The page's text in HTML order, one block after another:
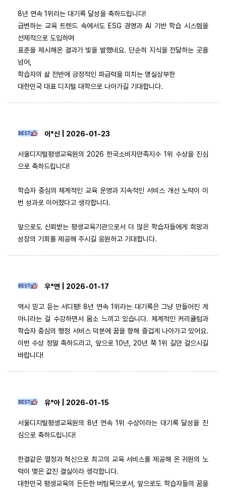
8년 연속 1위라는 대기록 달성을 축하드립니다!
급변하는 교육 트렌드 속에서도 ESG 경영과 AI 기반 학습 시스템을
선제적으로 도입하며
표준을 제시해온 결과가 빛을 발했네요. 단순히 지식을 전달하는 곳을
넘어,
학습자의 삶 전반에 긍정적인 파급력을 미치는 명실상부한
대한민국 대표 디지털 대학으로 나아가길 기대합니다.
이*신 | 2026-01-23
서울디지털평생교육원의 2026 한국소비자만족지수 1위 수상을 진심
으로 축하드립니다!
학습자 중심의 체계적인 교육 운영과 지속적인 서비스 개선 노력이 이
번 성과로 이어졌다고 생각합니다.
앞으로도 신뢰받는 평생교육기관으로서 더 많은 학습자들에게 희망과
성장의 기회를 제공해 주시길 응원하고 기대합니다.
우*연 | 2026-01-17
역시 믿고 듣는 서디평! 8년 연속 1위라는 대기록은 그냥 만들어진 게
아니라는 걸 수강하면서 몸소 느끼고 있습니다. 체계적인 커리큘럼과
학습자 중심의 행정 서비스 덕분에 꿈을 향해 즐겁게 나아가고 있어요.
이번 수상 정말 축하드리고, 앞으로 10년, 20년 쭉 1위 길만 걸으시길
바랍니다!
유*아 | 2026-01-15
서울디지털평생교육원의 8년 연속 1위 수상이라는 대기록 달성을 진
심으로 축하드립니다!
한결같은 열정과 혁신으로 최고의 교육 서비스를 제공해 온 귀원의 노
력이 맺은 값진 결실이라 생각합니다.
대한민국 평생교육의 든든한 버팀목으로서, 앞으로도 학습자들의 꿈을